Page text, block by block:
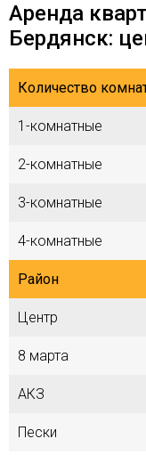
Аренда
Бердянск:
Количество
1-комнатные
2-комнатные
3-комнатные
4-комнатные
Район
Центр
8 марта
АКЗ
Пески